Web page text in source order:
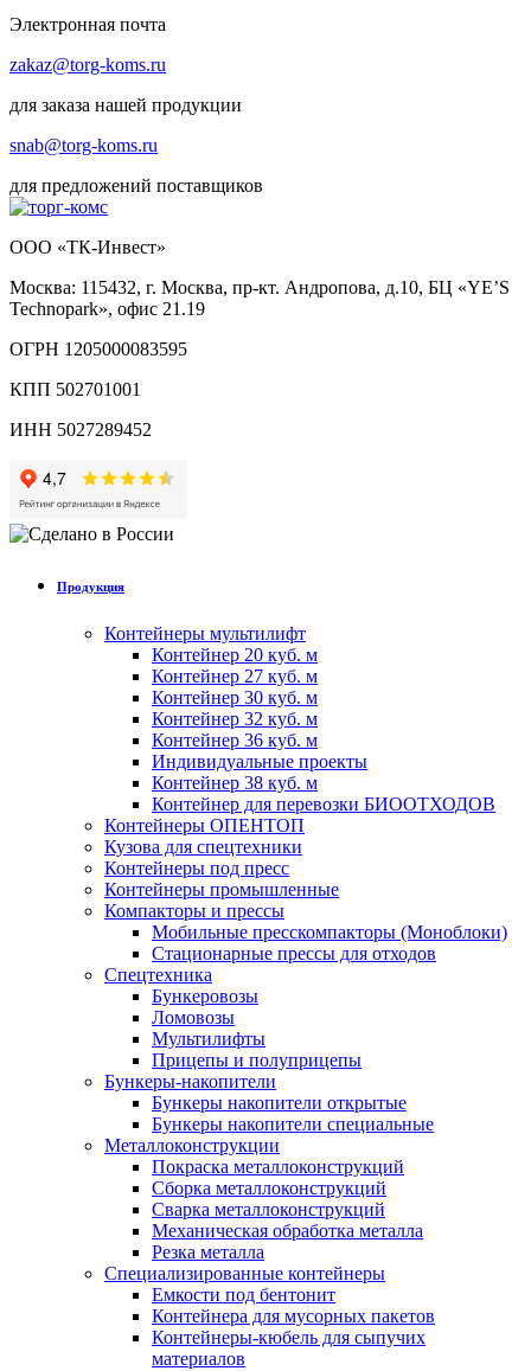
Электронная почта
zakaz@torg-koms.ru
для заказа нашей продукции
snab@torg-koms.ru
для предложений поставщиков
ООО «ТК-Инвест»
Москва: 115432, г. Москва, пр-кт. Андропова, д.10, БЦ «YE’S
Technopark», офис 21.19
ОГРН 1205000083595
КПП 502701001
ИНН 5027289452
Продукция
Контейнеры мультилифт
Контейнер 20 куб. м
Контейнер 27 куб. м
Контейнер 30 куб. м
Контейнер 32 куб. м
Контейнер 36 куб. м
Индивидуальные проекты
Контейнер 38 куб. м
Контейнер для перевозки БИООТХОДОВ
Контейнеры ОПЕНТОП
Кузова для спецтехники
Контейнеры под пресс
Контейнеры промышленные
Компакторы и прессы
Мобильные пресскомпакторы (Моноблоки)
Стационарные прессы для отходов
Спецтехника
Бункеровозы
Ломовозы
Мультилифты
Прицепы и полуприцепы
Бункеры-накопители
Бункеры накопители открытые
Бункеры накопители специальные
Металлоконструкции
Покраска металлоконструкций
Сборка металлоконструкций
Сварка металлоконструкций
Механическая обработка металла
Резка металла
Специализированные контейнеры
Емкости под бентонит
Контейнера для мусорных пакетов
Контейнеры-кюбель для сыпучих
материалов